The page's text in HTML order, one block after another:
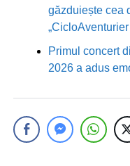
găzduiește cea
Primul concert
2026 a adus